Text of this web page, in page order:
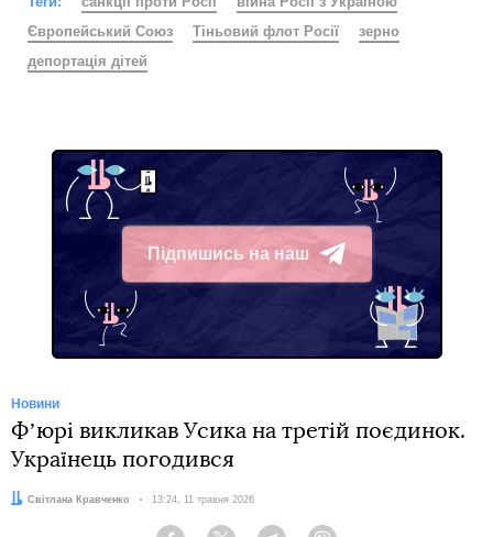
Європейський Союз
Тіньовий флот Росії
зерно
депортація дітей
Підпишись на наш
Telegram
Новини
Фʼюрі викликав Усика на третій поєдинок.
Українець погодився
Автор:
Світлана Кравченко Дата:
13:24, 11 травня 2026